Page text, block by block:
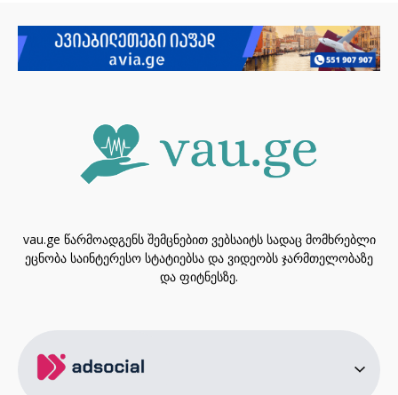
vau.ge წარმოადგენს შემცნებით ვებსაიტს სადაც მომხრებლი
ეცნობა საინტერესო სტატიებსა და ვიდეობს ჯარმთელობაზე
და ფიტნესზე.